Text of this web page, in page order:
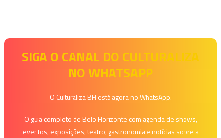
SIGA O CANAL DO CULTURALIZA
NO WHATSAPP
O Culturaliza BH está agora no WhatsApp.
O guia completo de Belo Horizonte com agenda de shows,
eventos, exposições, teatro, gastronomia e notícias sobre a